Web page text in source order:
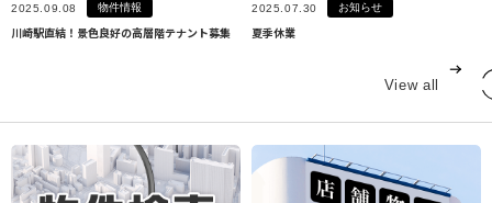
2025.09.08 物件情報
川崎駅直結！景色良好の高層階テナント募集
2025.07.30 お知らせ
夏季休業
View all